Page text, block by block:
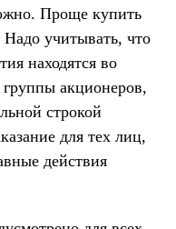
Проще купить
учитывать, что
находятся во
группы акционеров,
строкой
для тех лиц,
действия